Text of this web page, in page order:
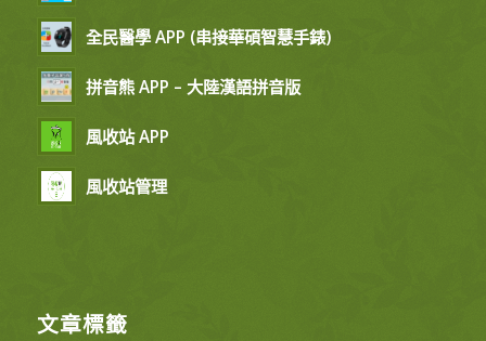
全民醫學 APP (串接華碩智慧手錶)
拼音熊 APP – 大陸漢語拼音版
風收站 APP
風收站管理
文章標籤